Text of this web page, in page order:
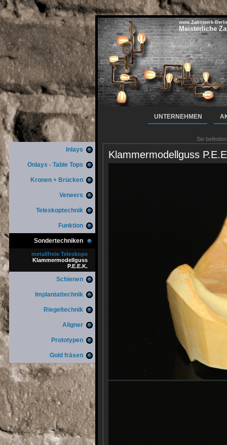
Inlays
Onlays - Table Tops
Kronen + Brücken
Veneers
Teleskoptechnik
Funktion
Sondertechniken
metallfreie Teleskope
Klammermodellguss
P.E.E.K.
Schienen
Implantattechnik
Riegeltechnik
Aligner
Prototypen
Gold fräsen
www.Zahnwerk-
Meisterliche
UNTERNEHMEN
Sie
Klammermodellguss